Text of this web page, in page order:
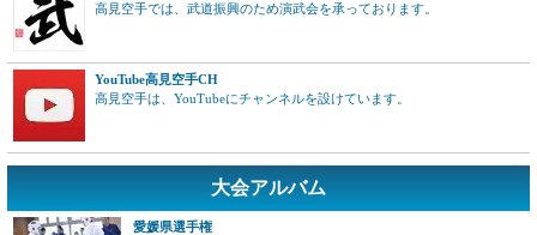
高見空手では、武道振興のため演武会を承っております。
YouTube高見空手CH
高見空手は、YouTubeにチャンネルを設けています。
大会アルバム
愛媛県選手権